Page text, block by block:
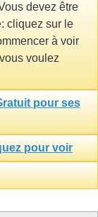
devez être
cliquez sur le
à voir
voulez
pour ses
pour voir